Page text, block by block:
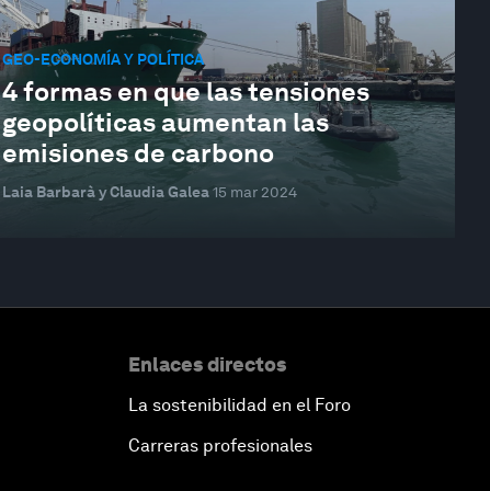
GEO-ECONOMÍA Y POLÍTICA
4 formas en que las tensiones
geopolíticas aumentan las
emisiones de carbono
Laia Barbarà y Claudia Galea 15 mar 2024
Enlaces directos
La sostenibilidad en el Foro
Carreras profesionales